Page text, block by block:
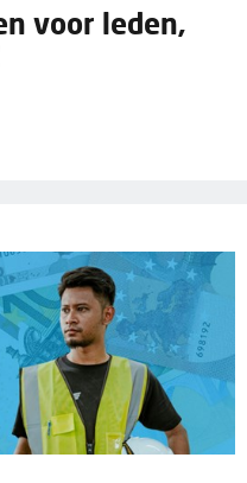
voor leden,